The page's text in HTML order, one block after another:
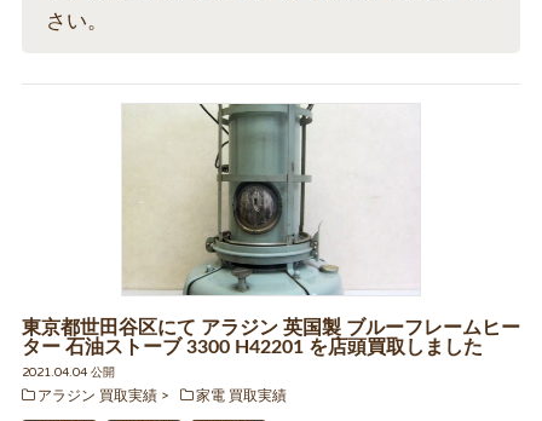
さい。
東京都世田谷区にて アラジン 英国製 ブルーフレームヒー
ター 石油ストーブ 3300 H42201 を店頭買取しました
2021.04.04 公開
アラジン 買取実績
家電 買取実績